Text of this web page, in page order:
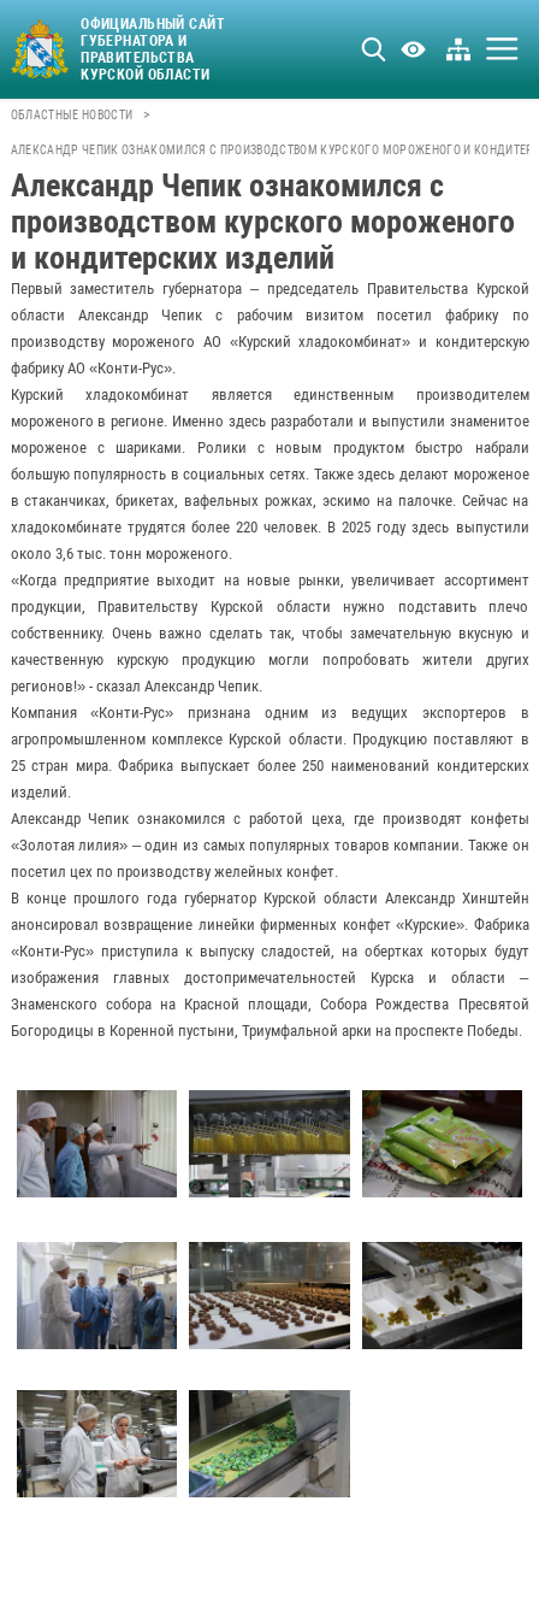
ОФИЦИАЛЬНЫЙ САЙТ
ГУБЕРНАТОРА И
ПРАВИТЕЛЬСТВА
КУРСКОЙ ОБЛАСТИ
ОБЛАСТНЫЕ НОВОСТИ >
АЛЕКСАНДР ЧЕПИК ОЗНАКОМИЛСЯ С ПРОИЗВОДСТВОМ КУРСКОГО МОРОЖЕНОГО И
Александр Чепик ознакомился с
производством курского мороженого
и кондитерских изделий
Первый заместитель губернатора – председатель Правительства Курской
области Александр Чепик с рабочим визитом посетил фабрику по
производству мороженого АО «Курский хладокомбинат» и кондитерскую
фабрику АО «Конти-Рус».
Курский хладокомбинат является единственным производителем
мороженого в регионе. Именно здесь разработали и выпустили знаменитое
мороженое с шариками. Ролики с новым продуктом быстро набрали
большую популярность в социальных сетях. Также здесь делают мороженое
в стаканчиках, брикетах, вафельных рожках, эскимо на палочке. Сейчас на
хладокомбинате трудятся более 220 человек. В 2025 году здесь выпустили
около 3,6 тыс. тонн мороженого.
«Когда предприятие выходит на новые рынки, увеличивает ассортимент
продукции, Правительству Курской области нужно подставить плечо
собственнику. Очень важно сделать так, чтобы замечательную вкусную и
качественную курскую продукцию могли попробовать жители других
регионов!» - сказал Александр Чепик.
Компания «Конти-Рус» признана одним из ведущих экспортеров в
агропромышленном комплексе Курской области. Продукцию поставляют в
25 стран мира. Фабрика выпускает более 250 наименований кондитерских
изделий.
Александр Чепик ознакомился с работой цеха, где производят конфеты
«Золотая лилия» – один из самых популярных товаров компании. Также он
посетил цех по производству желейных конфет.
В конце прошлого года губернатор Курской области Александр Хинштейн
анонсировал возвращение линейки фирменных конфет «Курские». Фабрика
«Конти-Рус» приступила к выпуску сладостей, на обертках которых будут
изображения главных достопримечательностей Курска и области –
Знаменского собора на Красной площади, Собора Рождества Пресвятой
Богородицы в Коренной пустыни, Триумфальной арки на проспекте Победы.